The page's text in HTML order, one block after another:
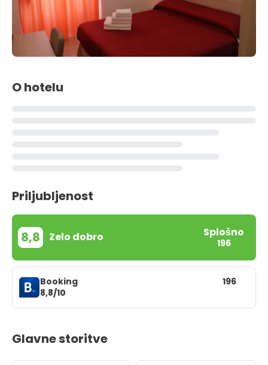
O hotelu
Priljubljenost
8,8 Zelo dobro Splošno
196
Booking
8,8/10
196
Glavne storitve